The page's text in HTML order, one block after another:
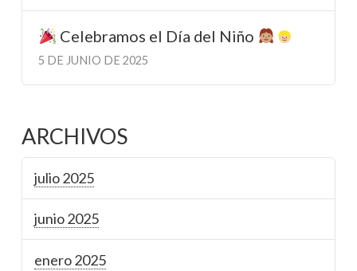
Celebramos el Día del Niño
5 DE JUNIO DE 2025
ARCHIVOS
julio 2025
junio 2025
enero 2025